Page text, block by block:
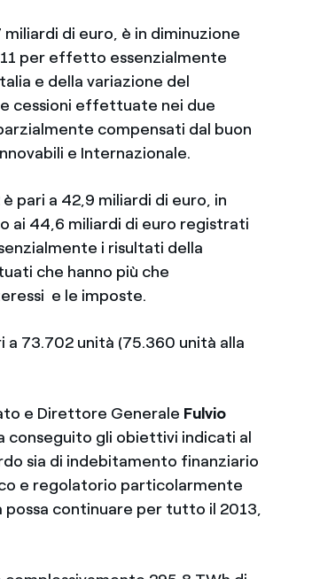
di euro, è in diminuzione
per effetto essenzialmente
e della variazione del
cessioni effettuate nei due
compensati dal buon
e Internazionale.
pari a 42,9 miliardi di euro, in
ai 44,6 miliardi di euro registrati
i risultati della
che hanno più che
e le imposte.
a 73.702 unità (75.360 unità alla
e Direttore Generale Fulvio
conseguito gli obiettivi indicati al
sia di indebitamento finanziario
e regolatorio particolarmente
continuare per tutto il 2013,